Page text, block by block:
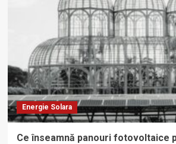
Energie Solara
Ce înseamnă panouri fotovoltaice